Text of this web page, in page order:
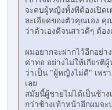
จะคบผู้หญิงทั้งทีต้องเปิดเ
ละเอียดของตัวคุณเอง
ว่าตัวเองดีจนสาวดีๆ ต้อ
ผมอยากจะฝากไว้อีกอย่
ด่าทอ อย่างไม่ให้เกียรติ
ว่าเป็น "ผู้หญิงไม่ดี" เพร
เลย
สมัยนี้ผู้ชายไม่ได้เป็นช้า
กว่าช้างเท้าหน้าอีกผมจะ